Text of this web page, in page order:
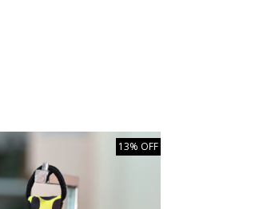
13% OFF